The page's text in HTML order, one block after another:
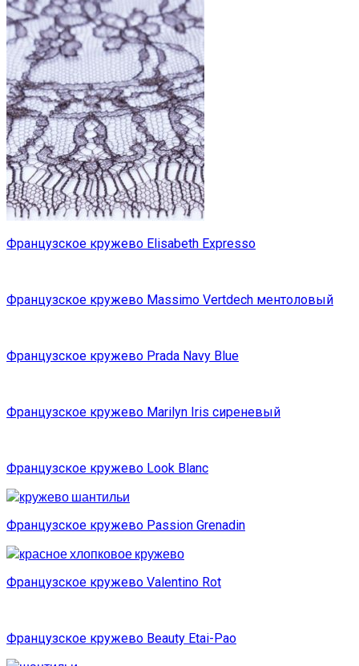
Французское кружево Elisabeth Expresso
Французское кружево Massimo Vertdech ментоловый
Французское кружево Prada Navy Blue
Французское кружево Marilyn Iris сиреневый
Французское кружево Look Blanc
Французское кружево Passion Grenadin
Французское кружево Valentino Rot
Французское кружево Beauty Etai-Pao